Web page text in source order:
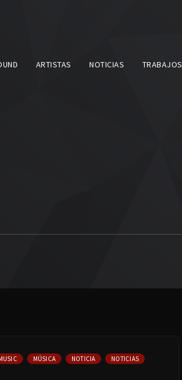
ARTISTAS NOTICIAS TRABAJOS
MÚSICA NOTICIA NOTICIAS